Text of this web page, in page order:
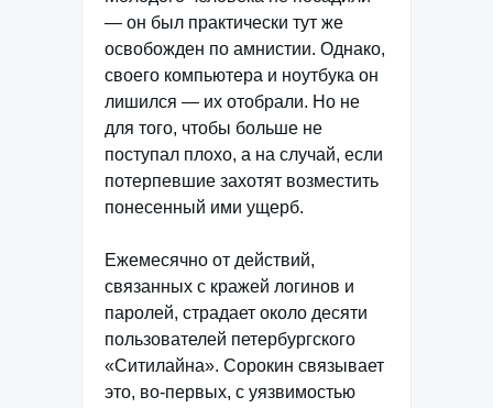
— он был практически тут же
освобожден по амнистии. Однако,
своего компьютера и ноутбука он
лишился — их отобрали. Но не
для того, чтобы больше не
поступал плохо, а на случай, если
потерпевшие захотят возместить
понесенный ими ущерб.
Ежемесячно от действий,
связанных с кражей логинов и
паролей, страдает около десяти
пользователей петербургского
«Ситилайна». Сорокин связывает
это, во-первых, с уязвимостью